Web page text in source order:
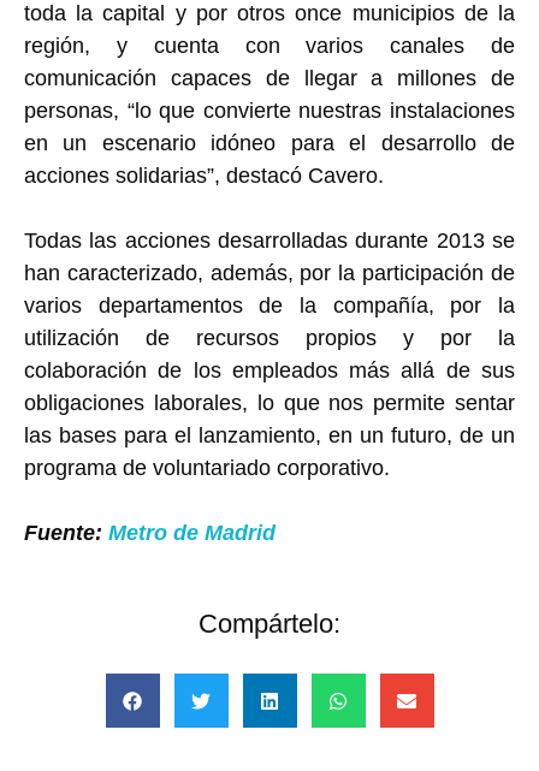
toda la capital y por otros once municipios de la
región, y cuenta con varios canales de
comunicación capaces de llegar a millones de
personas, “lo que convierte nuestras instalaciones
en un escenario idóneo para el desarrollo de
acciones solidarias”, destacó Cavero.
Todas las acciones desarrolladas durante 2013 se
han caracterizado, además, por la participación de
varios departamentos de la compañía, por la
utilización de recursos propios y por la
colaboración de los empleados más allá de sus
obligaciones laborales, lo que nos permite sentar
las bases para el lanzamiento, en un futuro, de un
programa de voluntariado corporativo.
Fuente: Metro de Madrid
Compártelo: